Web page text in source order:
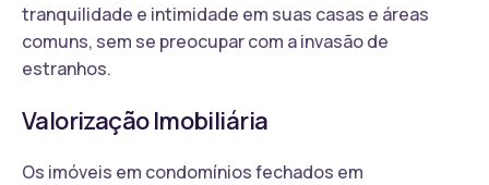
tranquilidade e intimidade em suas casas e áreas
comuns, sem se preocupar com a invasão de
estranhos.
Valorização Imobiliária
Os imóveis em condomínios fechados em